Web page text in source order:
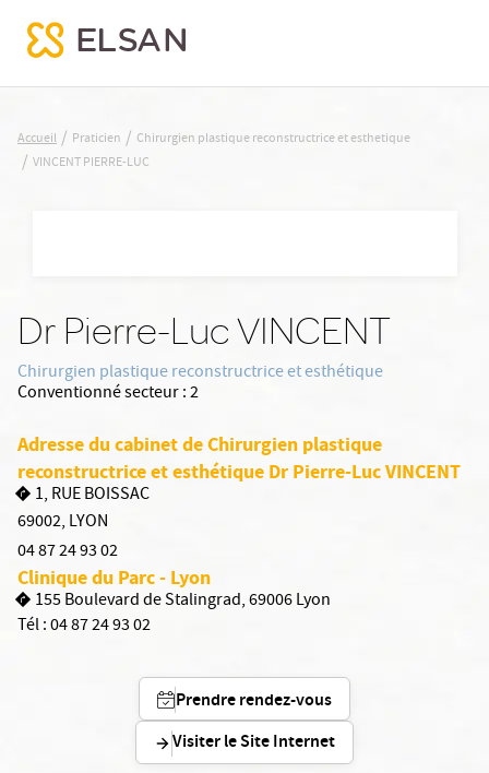
Nx:Aller
VINCENT PIERRE-LUC
Accueil / Praticien / Chirurgien plastique reconstructrice et esthetique
/ VINCENT PIERRE-LUC
Dr Pierre-Luc VINCENT
Chirurgien plastique reconstructrice et esthétique
Conventionné secteur :2
Adresse du cabinet de Chirurgien plastique
reconstructrice et esthétique Dr Pierre-Luc VINCENT
1, RUE BOISSAC
69002, LYON
04 87 24 93 02
Clinique du Parc - Lyon
155 Boulevard de Stalingrad, 69006 Lyon
Tél :04 87 24 93 02
Prendre rendez-vous
Visiter le Site Internet